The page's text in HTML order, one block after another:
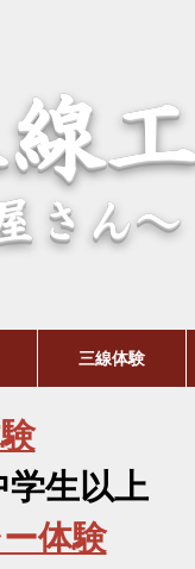
さん～
三線体験
学生以上
体験